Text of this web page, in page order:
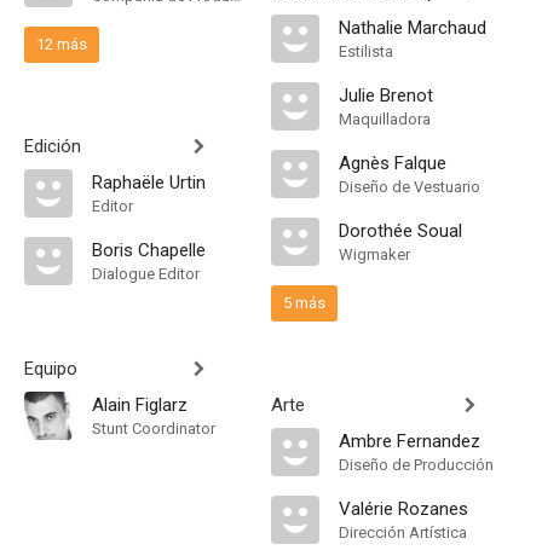
12 más
Edición
Raphaële Urtin
Editor
Boris Chapelle
Dialogue Editor
Equipo
Alain Figlarz
Stunt Coordinator
Nathalie Marchaud
Estilista
Julie Brenot
Maquilladora
Agnès Falque
Diseño de Vestuario
Dorothée Soual
Wigmaker
5 más
Arte
Ambre Fernandez
Diseño de Producción
Valérie Rozanes
Dirección Artística